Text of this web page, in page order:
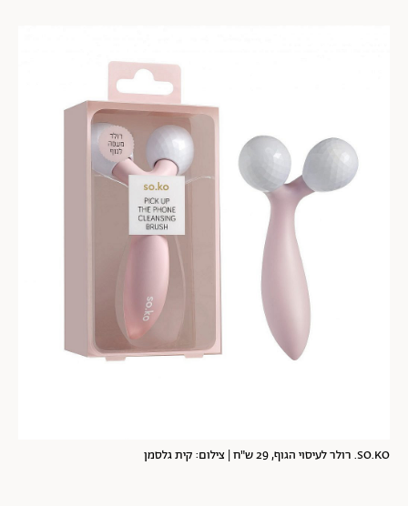
SO.KO. רולר לעיסוי הגוף, 29 ש"ח | צילום: קית גלסמן